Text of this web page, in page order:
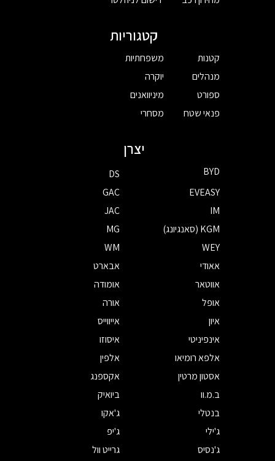
קטגוריות
קטנות
מנהלים
ספורט
פנאי שטח
משפחתיות
יוקרה
מיניוואנים
מסחרי
יצרן
BYD
DS
EVEASY
GAC
IM
JAC
KGM (סאנגיונג)
MG
WEY
WM
אאודי
אבארט
אווטאר
אומודה
אופל
אורה
איון
אייווייס
אינפיניטי
איסוזו
אלפא רומיאו
אלפין
אסטון מרטין
אקספנג
ב.מ.וו
ביואיק
בנטלי
ג'אקו
ג'ילי
ג'יפ
ג'נסיס
גרייט וול